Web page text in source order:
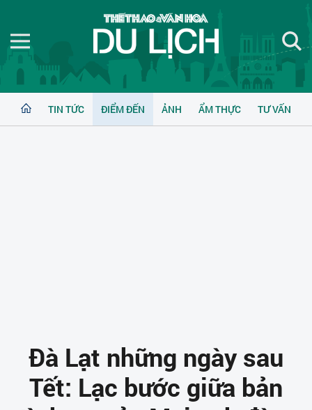
TIN TỨC ĐIỂM ĐẾN ẢNH ẨM THỰC TƯ VẤN
Đà Lạt những ngày sau
Tết: Lạc bước giữa bản